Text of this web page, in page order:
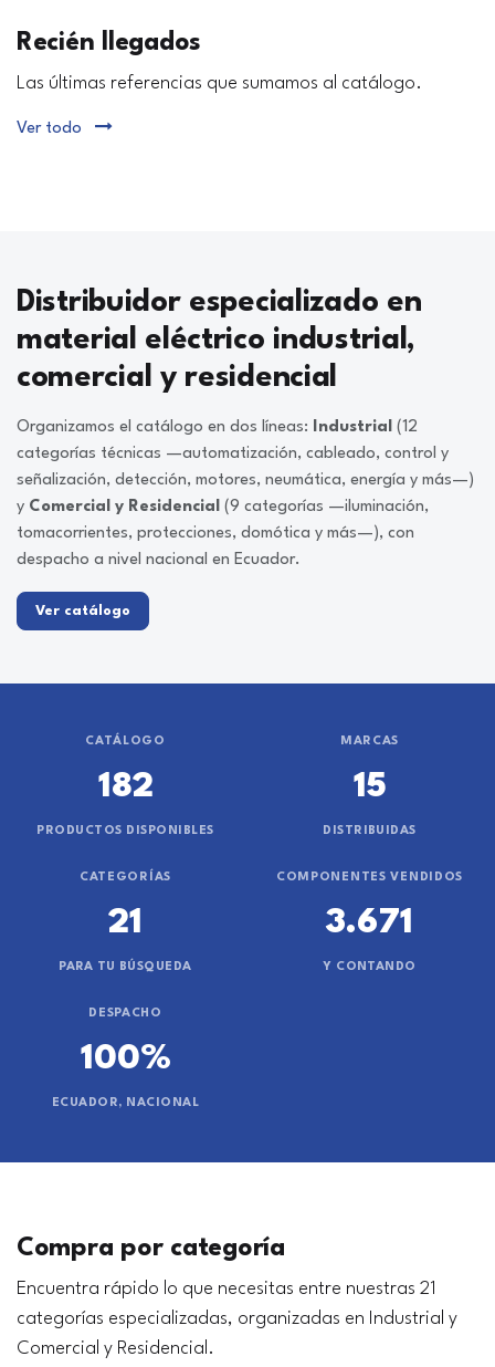
Recién llegados
Las últimas referencias que sumamos al catálogo.
Ver todo
Distribuidor especializado en
material eléctrico industrial,
comercial y residencial
Organizamos el catálogo en dos líneas: Industrial (12
categorías técnicas —automatización, cableado, control y
señalización, detección, motores, neumática, energía y más—)
y Comercial y Residencial (9 categorías —iluminación,
tomacorrientes, protecciones, domótica y más—), con
despacho a nivel nacional en Ecuador.
Ver catálogo
CATÁLOGO
182
PRODUCTOS DISPONIBLES
MARCAS
15
DISTRIBUIDAS
CATEGORÍAS
21
PARA TU BÚSQUEDA
COMPONENTES VENDIDOS
3.671
Y CONTANDO
DESPACHO
100%
ECUADOR, NACIONAL
Compra por categoría
Encuentra rápido lo que necesitas entre nuestras 21
categorías especializadas, organizadas en Industrial y
Comercial y Residencial.